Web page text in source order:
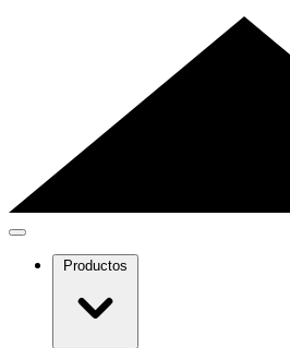
Productos